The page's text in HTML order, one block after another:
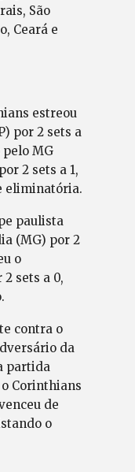
São
Ceará e
estreou
por 2 sets a
pelo MG
2 sets a 1,
eliminatória.
paulista
(MG) por 2
o
sets a 0,
contra o
da
partida
Corinthians
de
o